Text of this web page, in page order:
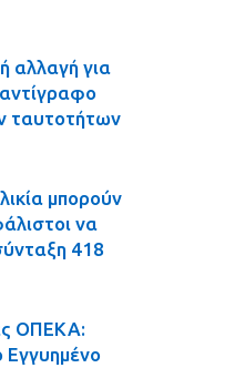
αλλαγή για
ταυτοτήτων
μπορούν
να
418
ΟΠΕΚΑ:
Εγγυημένο